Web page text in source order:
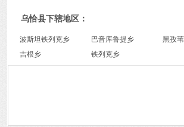
乌恰县下辖地区：
波斯坦铁列克乡 巴音库鲁提乡 黑孜
吉根乡
铁列克乡